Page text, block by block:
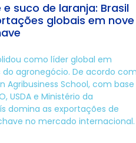
e suco de laranja: Brasil
globais em nove
como líder global em
do agronegócio. De acordo
Agribusiness School, com base
USDA e Ministério da
domina as exportações de
no mercado internacional.